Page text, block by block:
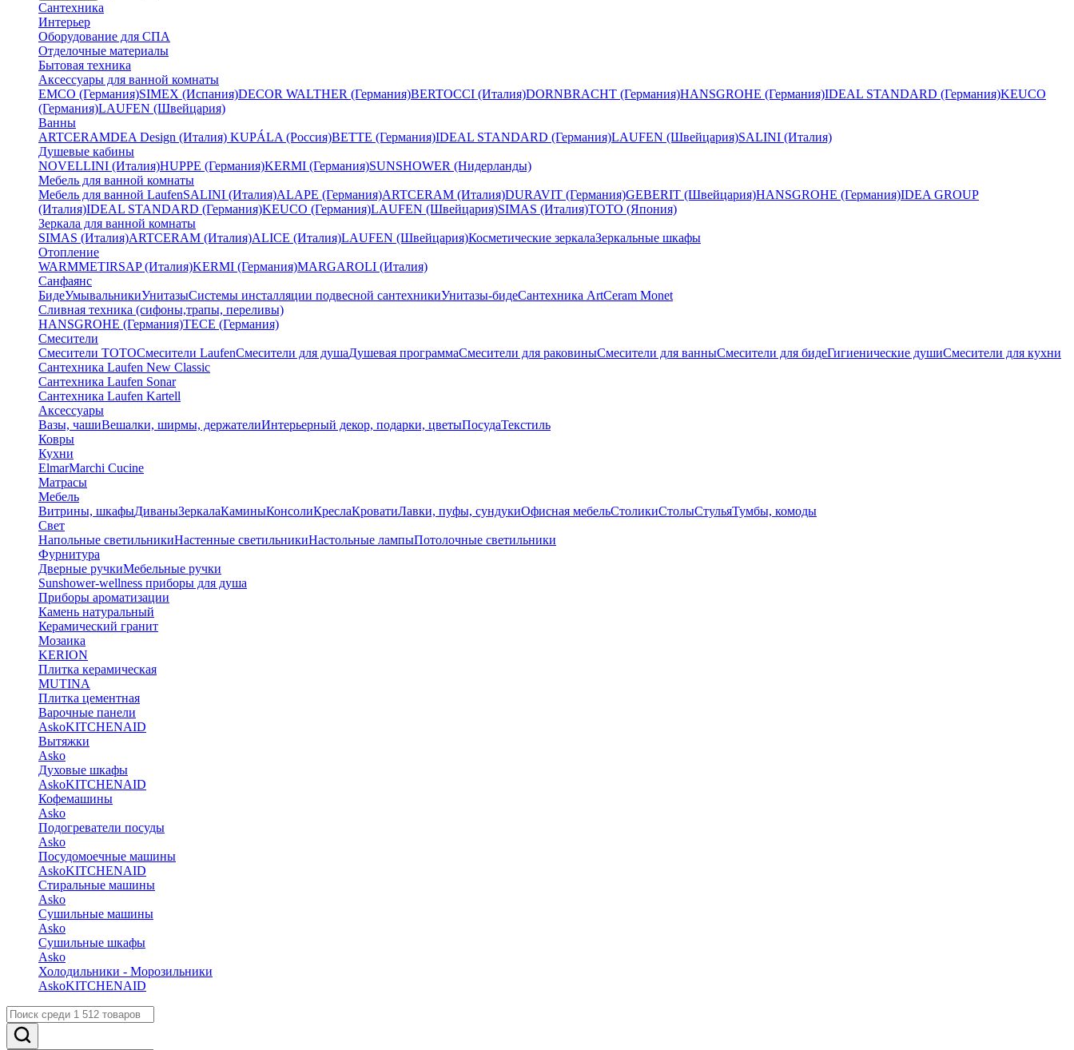
Сантехника
Интерьер
Оборудование для СПА
Отделочные материалы
Бытовая техника
Аксессуары для ванной комнаты
EMCO (Германия)SIMEX (Испания)DECOR WALTHER (Германия)BERTOCCI (Италия)DORNBRACHT (Германия)HANSGROHE (Германия)IDEAL STANDARD (Германия)KEUCO
(Германия)LAUFEN (Швейцария)
Ванны
ARTCERAMDEA Design (Италия) KUPÁLA (Россия)BETTE (Германия)IDEAL STANDARD (Германия)LAUFEN (Швейцария)SALINI (Италия)
Душевые кабины
NOVELLINI (Италия)HUPPE (Германия)KERMI (Германия)SUNSHOWER (Нидерланды)
Мебель для ванной комнаты
Мебель для ванной LaufenSALINI (Италия)ALAPE (Германия)ARTCERAM (Италия)DURAVIT (Германия)GEBERIT (Швейцария)HANSGROHE (Германия)IDEA GROUP
(Италия)IDEAL STANDARD (Германия)KEUCO (Германия)LAUFEN (Швейцария)SIMAS (Италия)TOTO (Япония)
Зеркала для ванной комнаты
SIMAS (Италия)ARTCERAM (Италия)ALICE (Италия)LAUFEN (Швейцария)Косметические зеркалаЗеркальные шкафы
Отопление
WARMMETIRSAP (Италия)KERMI (Германия)MARGAROLI (Италия)
Санфаянс
БидеУмывальникиУнитазыСистемы инсталляции подвесной сантехникиУнитазы-бидеСантехника ArtCeram Monet
Сливная техника (сифоны,трапы, переливы)
HANSGROHE (Германия)TECE (Германия)
Смесители
Смесители TOTOСмесители LaufenСмесители для душаДушевая программаСмесители для раковиныСмесители для ванныСмесители для бидеГигиенические душиСмесители для кухни
Сантехника Laufen New Classic
Сантехника Laufen Sonar
Сантехника Laufen Kartell
Аксессуары
Вазы, чашиВешалки, ширмы, держателиИнтерьерный декор, подарки, цветыПосудаТекстиль
Ковры
Кухни
ElmarMarchi Cucine
Матрасы
Мебель
Витрины, шкафыДиваныЗеркалаКаминыКонсолиКреслаКроватиЛавки, пуфы, сундукиОфисная мебельСтоликиСтолыСтульяТумбы, комоды
Свет
Напольные светильникиНастенные светильникиНастольные лампыПотолочные светильники
Фурнитура
Дверные ручкиМебельные ручки
Sunshower-wellness приборы для душа
Приборы ароматизации
Камень натуральный
Керамический гранит
Мозаика
KERION
Плитка керамическая
MUTINA
Плитка цементная
Варочные панели
AskoKITCHENAID
Вытяжки
Asko
Духовые шкафы
AskoKITCHENAID
Кофемашины
Asko
Подогреватели посуды
Asko
Посудомоечные машины
AskoKITCHENAID
Стиральные машины
Asko
Сушильные машины
Asko
Сушильные шкафы
Asko
Холодильники - Морозильники
AskoKITCHENAID